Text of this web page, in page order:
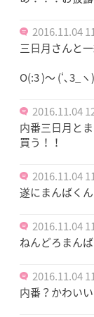
2016.11.04
三日月さんと
O(:3 )～ (‘､3_
2016.11.04
内番三日月と
買う！！
2016.11.04
遂にまんばく
2016.11.04
ねんどろまん
2016.11.04
内番？かわい